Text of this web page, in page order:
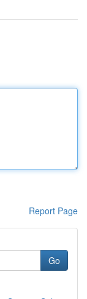
Report Page
Go